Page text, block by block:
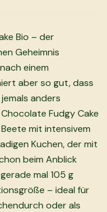
Bio – der
Geheimnis
einem
aber so gut, dass
anders
Fudgy Cake
mit intensivem
Kuchen, der mit
beim Anblick
mal 105 g
– ideal für
oder als